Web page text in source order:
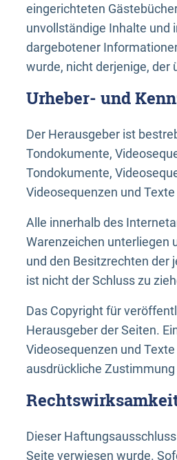
eingerichteten
unvollständige Inhalte und
dargebotener
wurde, nicht derjenige, der
Urheber- und
Der Herausgeber ist
Tondokumente,
Tondokumente,
Videosequenzen und
Alle innerhalb des
Warenzeichen unterliegen
und den Besitzrechten der
ist nicht der Schluss zu
Das Copyright für
Herausgeber der Seiten.
Videosequenzen und
ausdrückliche
Dieser
Seite verwiesen wurde.